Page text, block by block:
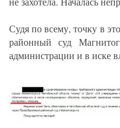
Судя по всему, точку в
районный суд
администрации и в иске